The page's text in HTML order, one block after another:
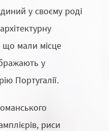
у своєму роді
що мали місце
у
Португалії.
риси